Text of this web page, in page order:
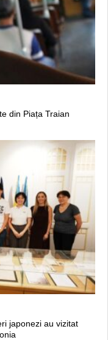
din Piața Traian
japonezi au vizitat